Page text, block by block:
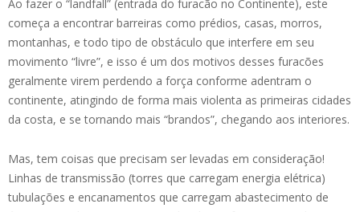
Ao fazer o “landfall” (entrada do furacão no Continente), este
começa a encontrar barreiras como prédios, casas, morros,
montanhas, e todo tipo de obstáculo que interfere em seu
movimento “livre”, e isso é um dos motivos desses furacões
geralmente virem perdendo a força conforme adentram o
continente, atingindo de forma mais violenta as primeiras cidades
da costa, e se tornando mais “brandos”, chegando aos interiores.
Mas, tem coisas que precisam ser levadas em consideração!
Linhas de transmissão (torres que carregam energia elétrica)
tubulações e encanamentos que carregam abastecimento de